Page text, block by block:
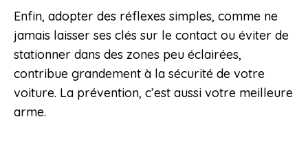
Enfin, adopter des réflexes simples, comme ne
jamais laisser ses clés sur le contact ou éviter de
stationner dans des zones peu éclairées,
contribue grandement à la sécurité de votre
voiture. La prévention, c’est aussi votre meilleure
arme.